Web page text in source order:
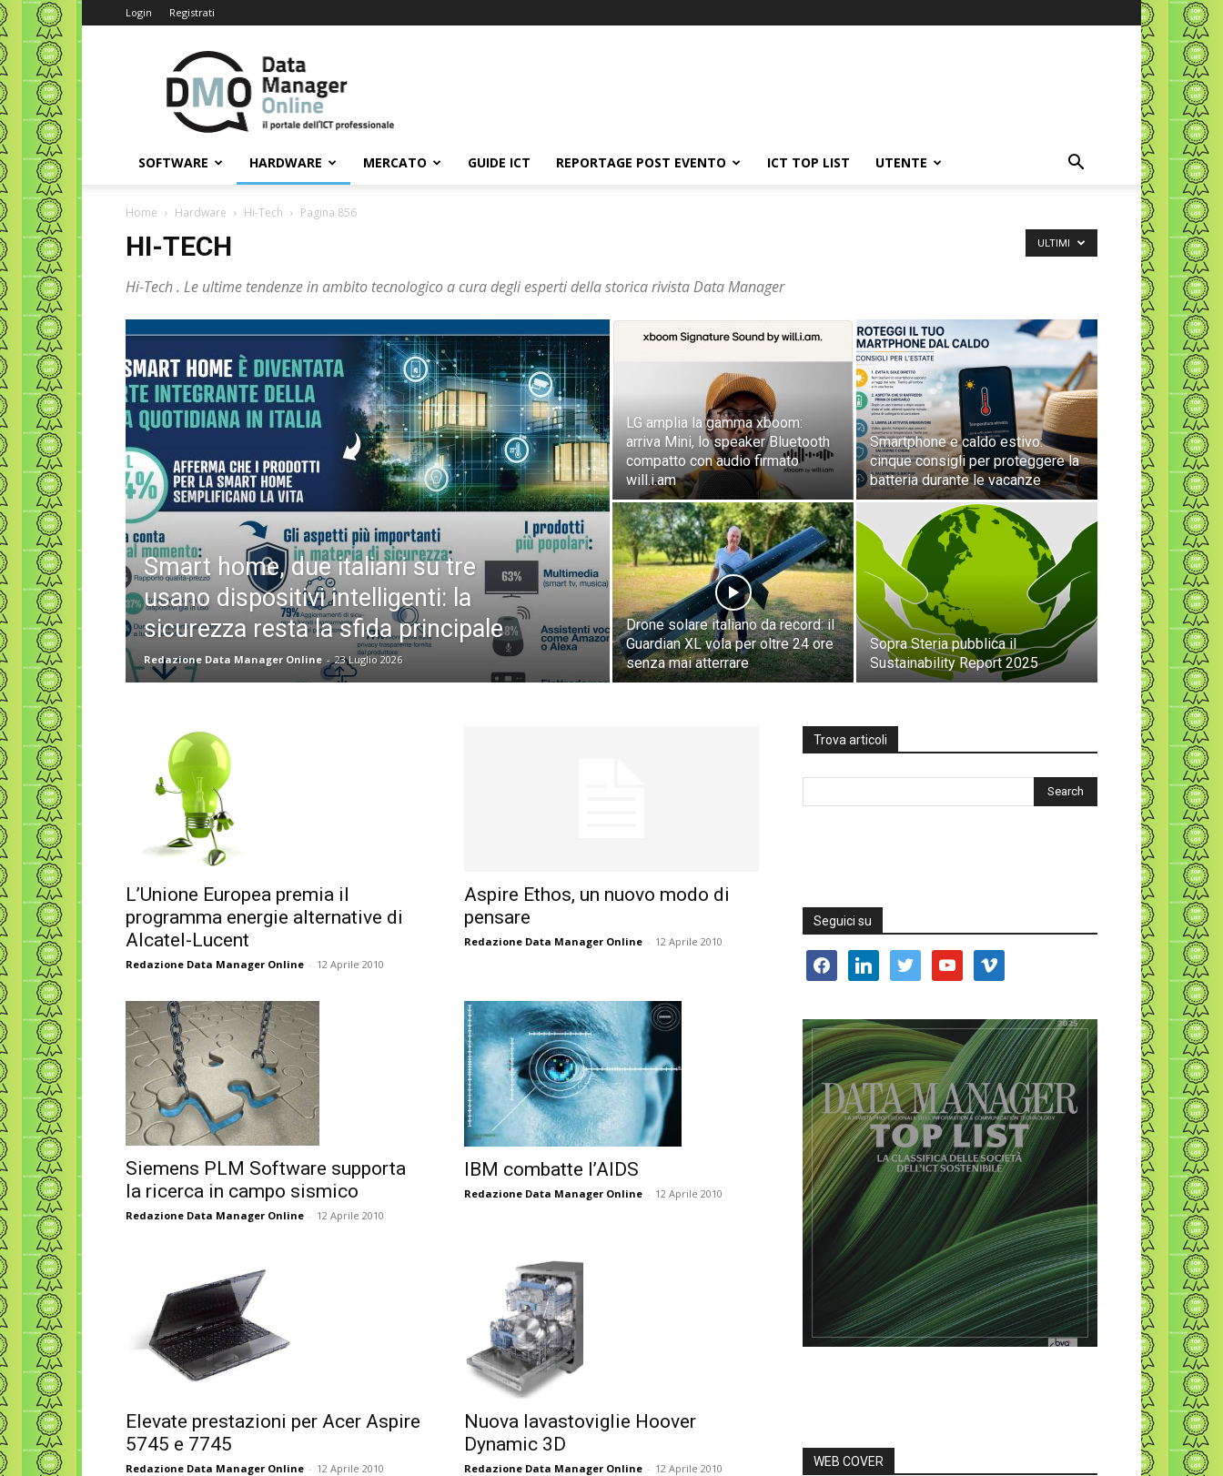
Login Registrati
Data
Manager
Online
SOFTWARE HARDWARE MERCATO GUIDE ICT REPORTAGE POST EVENTO ICT TOP LIST UTENTE
Home Hardware Hi-Tech Pagina 856
HI-TECH
Hi-Tech . Le ultime tendenze in ambito tecnologico a cura degli esperti della storica rivista Data Manager
ULTIMI
Smart home, due italiani su tre
usano dispositivi intelligenti: la
sicurezza resta la sfida principale
Redazione Data Manager Online - 23 Luglio 2026
LG amplia la gamma xboom:
arriva Mini, lo speaker Bluetooth
compatto con audio firmato
will.i.am
Smartphone e caldo estivo:
cinque consigli per proteggere la
batteria durante le vacanze
Drone solare italiano da record: il
Guardian XL vola per oltre 24 ore
senza mai atterrare
Sopra Steria pubblica il
Sustainability Report 2025
L’Unione Europea premia il
programma energie alternative di
Alcatel-Lucent
Redazione Data Manager Online - 12 Aprile 2010
Aspire Ethos, un nuovo modo di
pensare
Redazione Data Manager Online - 12 Aprile 2010
Siemens PLM Software supporta
la ricerca in campo sismico
Redazione Data Manager Online - 12 Aprile 2010
IBM combatte l’AIDS
Redazione Data Manager Online - 12 Aprile 2010
Elevate prestazioni per Acer Aspire
5745 e 7745
Redazione Data Manager Online - 12 Aprile 2010
Nuova lavastoviglie Hoover
Dynamic 3D
Redazione Data Manager Online - 12 Aprile 2010
Trova articoli
Seguici su
facebooklinkedin twitter youtube vimeo
WEB COVER